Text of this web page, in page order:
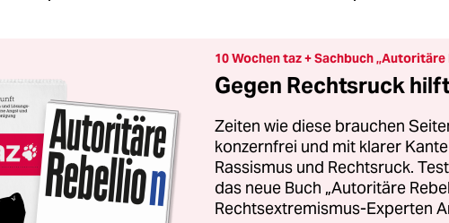
10 Wochen taz + Sachbuch „Autoritäre
Gegen Rechtsruck
Zeiten wie diese brauchen
konzernfrei und mit klarer
Rassismus und Rechtsruck.
das neue Buch „Autoritäre
Rechtsextremismus-Experten